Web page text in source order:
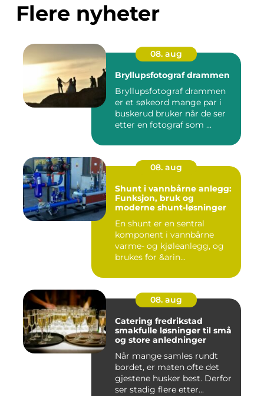
Flere nyheter
08. aug
Bryllupsfotograf drammen
Bryllupsfotograf drammen
er et søkeord mange par i
buskerud bruker når de ser
etter en fotograf som ...
08. aug
Shunt i vannbårne anlegg:
Funksjon, bruk og
moderne shunt-løsninger
En shunt er en sentral
komponent i vannbårne
varme- og kjøleanlegg, og
brukes for &arin...
08. aug
Catering fredrikstad
smakfulle løsninger til små
og store anledninger
Når mange samles rundt
bordet, er maten ofte det
gjestene husker best. Derfor
ser stadig flere etter...